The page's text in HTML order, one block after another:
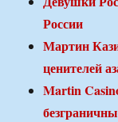
России
Мартин
ценителей
Martin